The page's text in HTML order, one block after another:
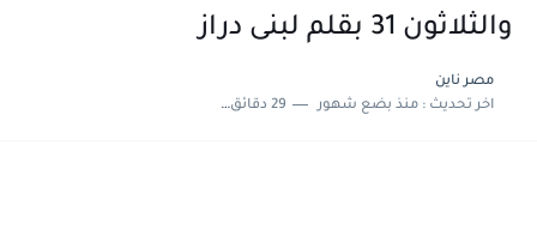
والثلاثون 31 بقلم لبنى دراز
مصر ناين
اخر تحديث :منذ بضع شهور 29 دقائق للقراءة